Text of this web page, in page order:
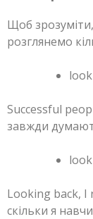
Щоб зрозуміти,
розглянемо
Successful
завжди
Looking back, I
скільки я